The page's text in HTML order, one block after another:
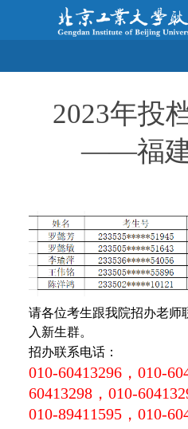
2023年投
——福建
请各位考生跟我院招办老师
入新生群。
招办联系电话：
010-60413296，010-
60413298，010-
010-89411595，010-